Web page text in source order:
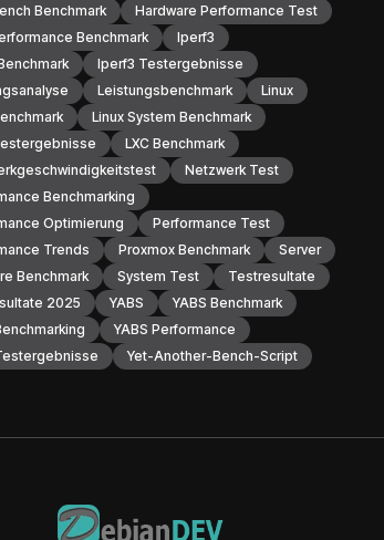
Benchmark
Hardware Performance Test
Benchmark
Iperf3
Iperf3 Testergebnisse
Leistungsbenchmark
Linux
Linux System Benchmark
LXC Benchmark
Netzwerk Test
Benchmarking
Optimierung
Performance Test
Trends
Proxmox Benchmark
Server
Benchmark
System Test
Testresultate
2025
YABS
YABS Benchmark
YABS Performance
Yet-Another-Bench-Script